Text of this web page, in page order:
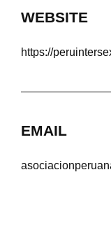
WEBSITE
https://
EMAIL